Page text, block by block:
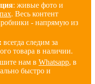
: живые фото и
. Весь контент
- напрямую из
всегда следим за
товара в наличии.
нам в Whatsapp, в
быстро и